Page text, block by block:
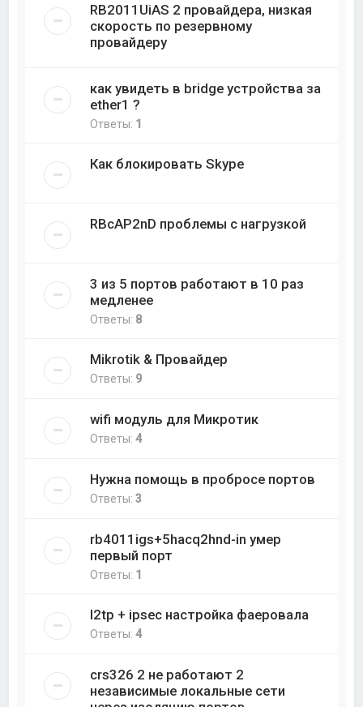
RB2011UiAS 2 провайдера, низкая
скорость по резервному
провайдеру
как увидеть в bridge устройства за
ether1 ?
Ответы: 1
Как блокировать Skype
RBcAP2nD проблемы с нагрузкой
3 из 5 портов работают в 10 раз
медленее
Ответы: 8
Mikrotik & Провайдер
Ответы: 9
wifi модуль для Микротик
Ответы:4
Нужна помощь в пробросе портов
Ответы:3
rb4011igs+5hacq2hnd-in умер
первый порт
Ответы: 1
l2tp + ipsec настройка фаеровала
Ответы:4
crs326 2 не работают 2
независимые локальные сети